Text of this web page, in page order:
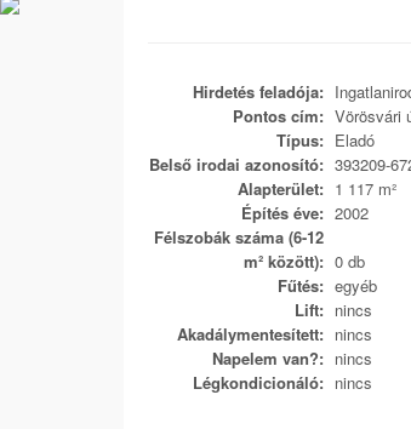
Hirdetés feladója:
Pontos cím: Vörösvári
Típus: Eladó
Belső irodai azonosító: 393209-
Alapterület: 1 117 m²
Építés éve: 2002
Félszobák száma (6-12
m² között): 0 db
Fűtés: egyéb
Lift: nincs
Akadálymentesített: nincs
Napelem van?: nincs
Légkondicionáló: nincs